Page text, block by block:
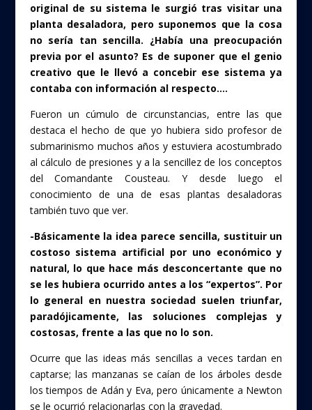
original de su sistema le surgió tras visitar una
planta desaladora, pero suponemos que la cosa
no sería tan sencilla. ¿Había una preocupación
previa por el asunto? Es de suponer que el genio
creativo que le llevó a concebir ese sistema ya
contaba con información al respecto….
Fueron un cúmulo de circunstancias, entre las que
destaca el hecho de que yo hubiera sido profesor de
submarinismo muchos años y estuviera acostumbrado
al cálculo de presiones y a la sencillez de los conceptos
del Comandante Cousteau. Y desde luego el
conocimiento de una de esas plantas desaladoras
también tuvo que ver.
-Básicamente la idea parece sencilla, sustituir un
costoso sistema artificial por uno económico y
natural, lo que hace más desconcertante que no
se les hubiera ocurrido antes a los “expertos”. Por
lo general en nuestra sociedad suelen triunfar,
paradójicamente, las soluciones complejas y
costosas, frente a las que no lo son.
Ocurre que las ideas más sencillas a veces tardan en
captarse; las manzanas se caían de los árboles desde
los tiempos de Adán y Eva, pero únicamente a Newton
se le ocurrió relacionarlas con la gravedad.